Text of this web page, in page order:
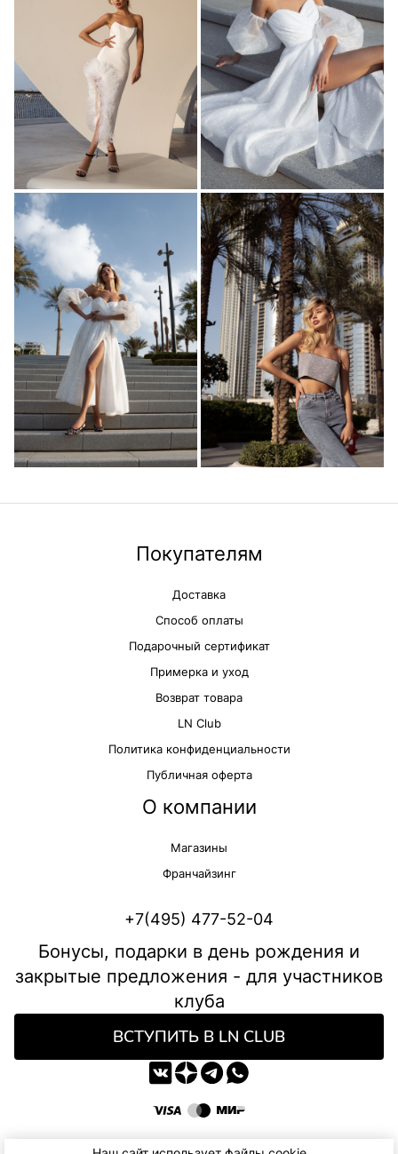
Покупателям
Доставка
Способ оплаты
Подарочный сертификат
Примерка и уход
Возврат товара
LN Club
Политика конфиденциальности
Публичная оферта
О компании
Магазины
Франчайзинг
+7(495) 477-52-04
Бонусы, подарки в день рождения и
закрытые предложения - для участников
клуба
ВСТУПИТЬ В LN CLUB